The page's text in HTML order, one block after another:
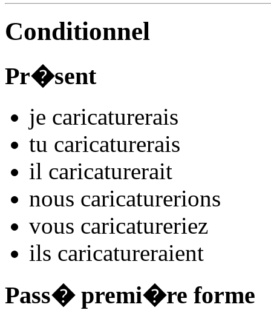
Conditionnel
Pr�sent
je caricaturerais
tu caricaturerais
il caricaturerait
nous caricaturerions
vous caricatureriez
ils caricatureraient
Pass� premi�re forme